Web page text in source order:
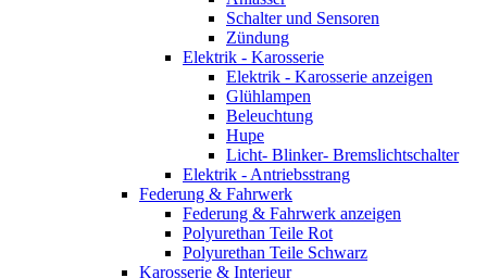
Schalter und Sensoren
Zündung
Elektrik - Karosserie
Elektrik - Karosserie anzeigen
Glühlampen
Beleuchtung
Hupe
Licht- Blinker- Bremslichtschalter
Elektrik - Antriebsstrang
Federung & Fahrwerk
Federung & Fahrwerk anzeigen
Polyurethan Teile Rot
Polyurethan Teile Schwarz
Karosserie & Interieur